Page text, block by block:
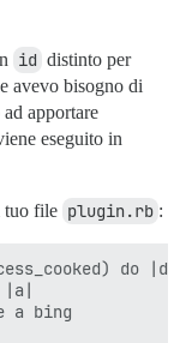
id distinto per
avevo bisogno di
apportare
eseguito in
tuo file plugin.rb :
do
a bing